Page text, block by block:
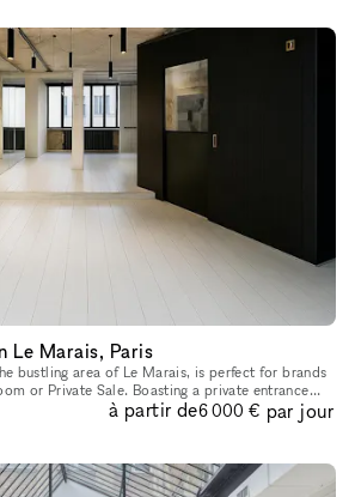
Le Marais, Paris
bustling area of Le Marais, is perfect for brands
Boasting a private entrance
With a trendy m
à partir de6 000 € par jour